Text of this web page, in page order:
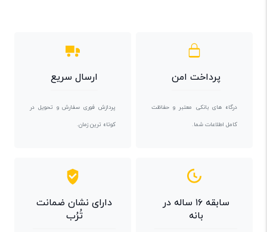
پرداخت امن
درگاه های بانکی معتبر و حفاظت
کامل اطلاعات شما.
ارسال سریع
پردازش فوری سفارش و تحویل در
کوتاه ترین زمان.
سابقه ۱۶ ساله در
بانه
دارای نشان ضمانت
تُرُب